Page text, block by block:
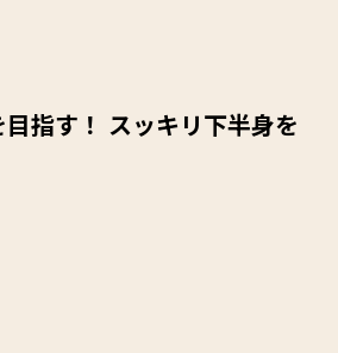
指す！ スッキリ下半身を